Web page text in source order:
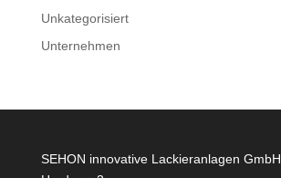
Unkategorisiert
Unternehmen
SEHON innovative Lackieranlagen GmbH